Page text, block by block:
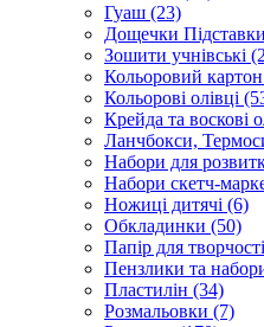
Гуаш (23)
Дощечки
Зошити учнівські
Кольоровий
Кольорові олівці
Крейда та воскові
Ланчбокси,
Набори для
Набори скетч-
Ножиці дитячі (6)
Обкладинки (50)
Папір для
Пензлики та
Пластилін (34)
Розмальовки (7)